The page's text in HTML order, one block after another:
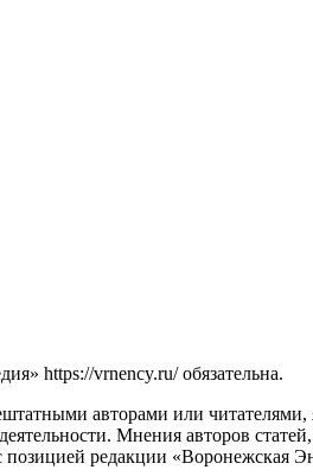
https://vrnency.ru/ обязательна.
авторами или читателями,
Мнения авторов
позицией редакции «Воронежская